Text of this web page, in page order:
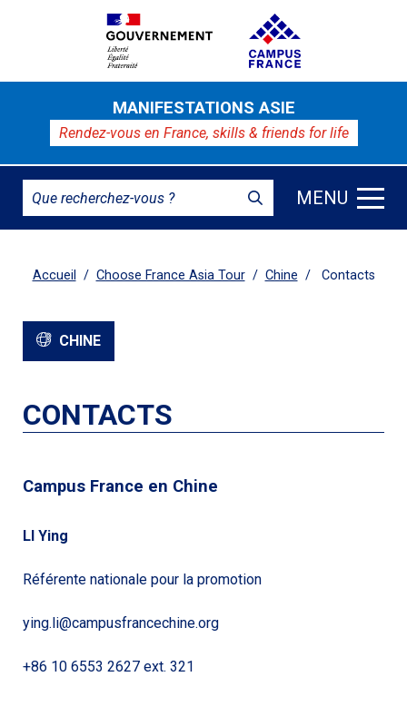
MANIFESTATIONS ASIE
Rendez-vous en France, skills & friends for life
MENU
Accueil Choose France Asia Tour Chine Contacts
CHINE
CONTACTS
Campus France en Chine
LI Ying
Référente nationale pour la promotion
ying.li@campusfrancechine.org
+86 10 6553 2627 ext. 321